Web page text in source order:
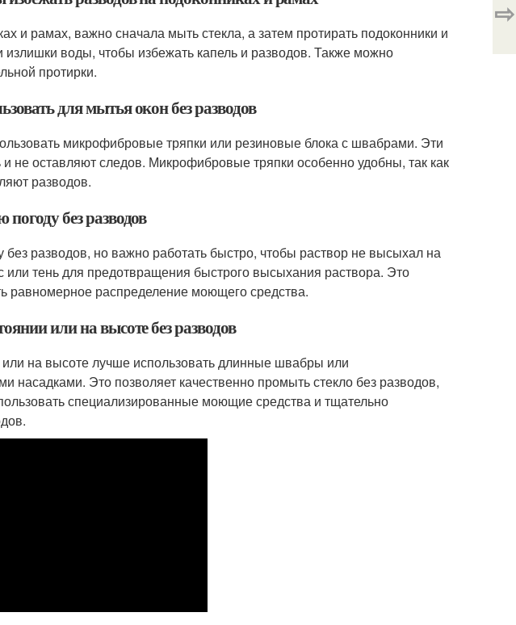
и рамах, важно сначала мыть стекла, а затем протирать подоконники и
воды, чтобы избежать капель и разводов. Также можно
протирки.
для мытья окон без разводов
микрофибровые тряпки или резиновые блока с швабрами. Эти
не оставляют следов. Микрофибровые тряпки особенно удобны, так как
разводов.
без разводов
разводов, но важно работать быстро, чтобы раствор не высыхал на
или тень для предотвращения быстрого высыхания раствора. Это
равномерное распределение моющего средства.
или на высоте без разводов
на высоте лучше использовать длинные швабры или
насадками. Это позволяет качественно промыть стекло без разводов,
специализированные моющие средства и тщательно
⇨